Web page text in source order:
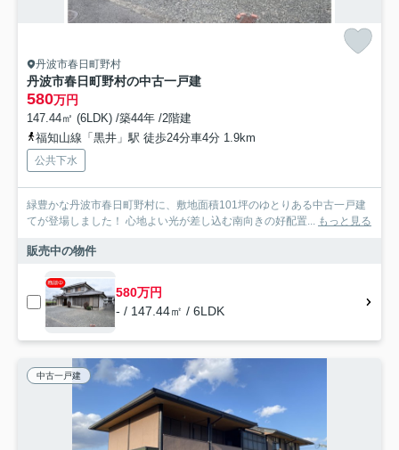
丹波市春日町野村
丹波市春日町野村の中古一戸建
580万円
147.44㎡ (6LDK) /築44年 /2階建
福知山線「黒井」駅 徒歩24分車4分 1.9km
公共下水
緑豊かな丹波市春日町野村に、敷地面積101坪のゆとりある中古一戸建
てが登場しました！ 心地よい光が差し込む南向きの好配置... もっと見る
販売中の物件
580万円
- / 147.44㎡ / 6LDK
中古一戸建